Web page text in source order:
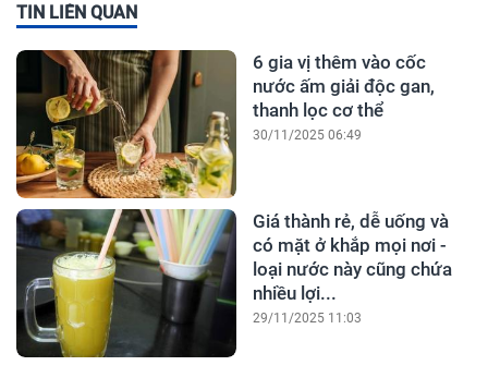
TIN LIÊN QUAN
6 gia vị thêm vào cốc
nước ấm giải độc gan,
thanh lọc cơ thể
30/11/2025 06:49
Giá thành rẻ, dễ uống và
có mặt ở khắp mọi nơi -
loại nước này cũng chứa
nhiều lợi...
29/11/2025 11:03